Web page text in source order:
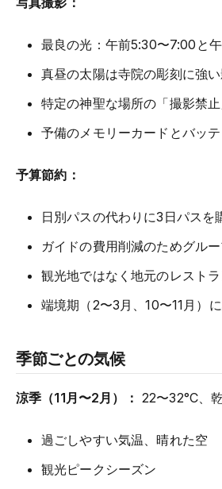
最良の光：午前5:30〜7:00と
真昼の太陽は寺院の彫刻に強
特定の神聖な場所の「撮影禁
予備のメモリーカードとバッ
予算節約：
日別パスの代わりに3日パスを
ガイドの費用削減のためグル
観光地ではなく地元のレスト
端境期（2〜3月、10〜11月）
季節ごとの気候
涼季（11月〜2月）： 22〜32°C、
過ごしやすい気温、晴れた空
観光ピークシーズン